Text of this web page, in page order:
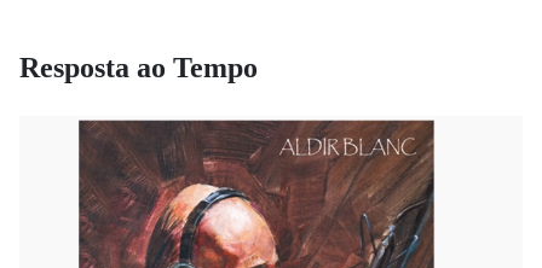
Resposta ao Tempo